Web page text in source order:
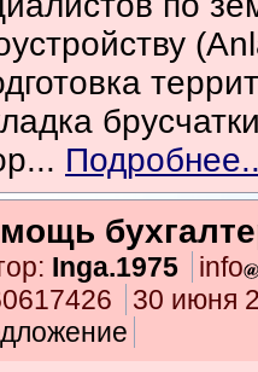
Inga.1975
info
30 июня